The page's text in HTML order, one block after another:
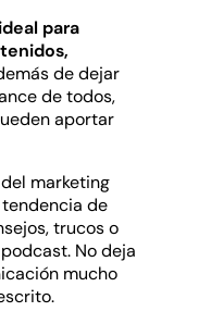
para
de dejar
de todos,
aportar
marketing
de
trucos o
No deja
mucho